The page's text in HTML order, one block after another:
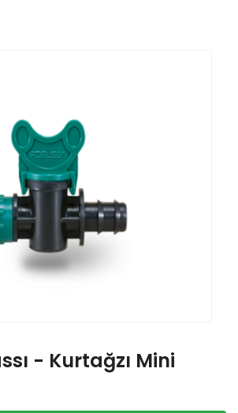
- Kurtağzı Mini